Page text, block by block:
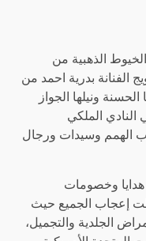
الذهبية من
الفنانة بدرية احمد من
ونيلها الجواز
الملكي
الهمم وسيدات ورجال
هدايا وخصومات
إعجاب الجميع حيث
الجلدية والتجميل،